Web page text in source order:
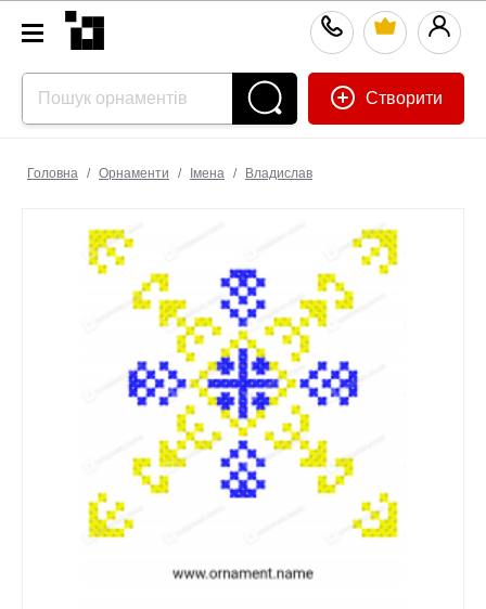
Створити
Головна / Орнаменти / Імена / Владислав